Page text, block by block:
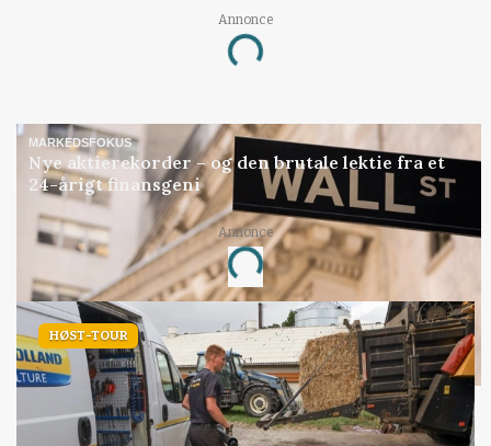
Annonce
Loading...
MARKEDSFOKUS
Nye aktierekorder – og den brutale lektie fra et
24-årigt finansgeni
Annonce
Loading...
HØST-TOUR